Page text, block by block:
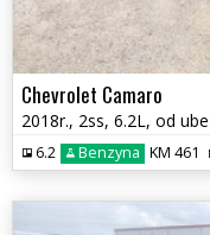
Chevrolet Camaro
2018r., 2ss, 6.2L, od
6.2 Benzyna KM 461